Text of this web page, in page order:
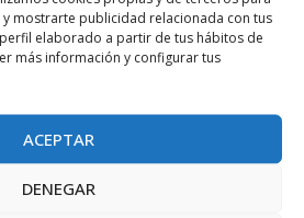
mostrarte publicidad relacionada con tus
elaborado a partir de tus hábitos de
más información y configurar tus
ACEPTAR
DENEGAR